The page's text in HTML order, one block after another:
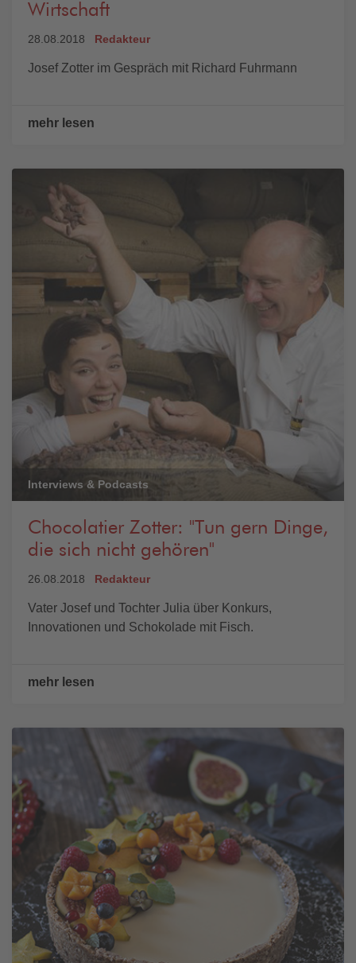
Wirtschaft
28.08.2018 Redakteur
Josef Zotter im Gespräch mit Richard Fuhrmann
mehr lesen
Interviews & Podcasts
Chocolatier Zotter: "Tun gern Dinge,
die sich nicht gehören"
26.08.2018 Redakteur
Vater Josef und Tochter Julia über Konkurs,
Innovationen und Schokolade mit Fisch.
mehr lesen